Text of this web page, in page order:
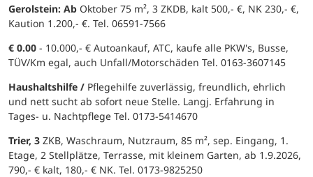
Gerolstein: Ab Oktober 75 m², 3 ZKDB, kalt 500,- €, NK 230,- €,
Kaution 1.200,- €. Tel. 06591-7566
€ 0.00 - 10.000,- € Autoankauf, ATC, kaufe alle PKW's, Busse,
TÜV/Km egal, auch Unfall/Motorschäden Tel. 0163-3607145
Haushaltshilfe / Pflegehilfe zuverlässig, freundlich, ehrlich
und nett sucht ab sofort neue Stelle. Langj. Erfahrung in
Tages- u. Nachtpflege Tel. 0173-5414670
Trier, 3 ZKB, Waschraum, Nutzraum, 85 m², sep. Eingang, 1.
Etage, 2 Stellplätze, Terrasse, mit kleinem Garten, ab 1.9.2026,
790,- € kalt, 180,- € NK. Tel. 0173-9825250